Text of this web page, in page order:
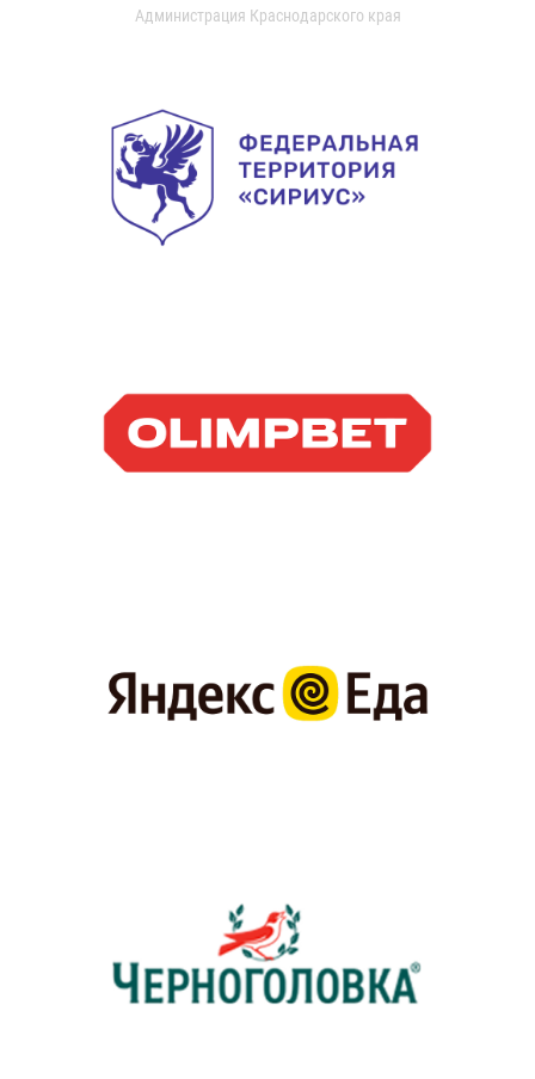
Администрация Краснодарского края